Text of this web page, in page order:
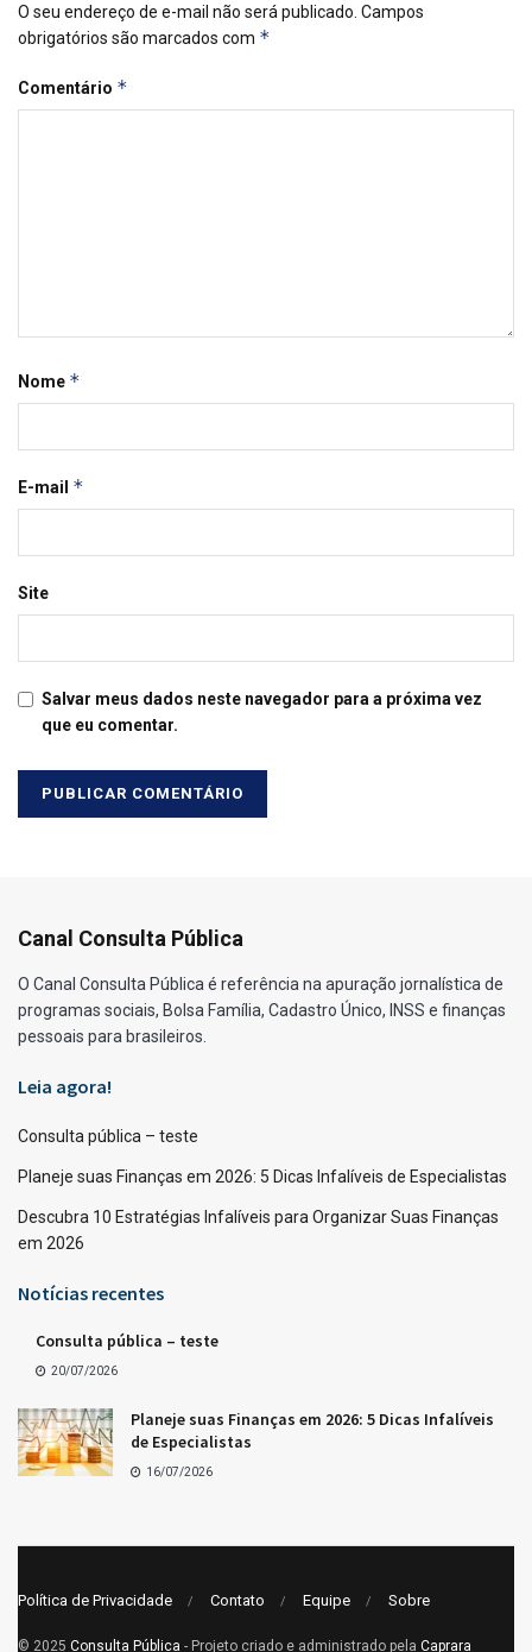
O seu endereço de e-mail não será publicado. Campos
obrigatórios são marcados com *
Comentário *
Nome *
E-mail *
Site
Salvar meus dados neste navegador para a próxima vez
que eu comentar.
Canal Consulta Pública
O Canal Consulta Pública é referência na apuração jornalística de
programas sociais, Bolsa Família, Cadastro Único, INSS e finanças
pessoais para brasileiros.
Leia agora!
Consulta pública – teste
Planeje suas Finanças em 2026: 5 Dicas Infalíveis de Especialistas
Descubra 10 Estratégias Infalíveis para Organizar Suas Finanças
em 2026
Notícias recentes
Consulta pública – teste
20/07/2026
Planeje suas Finanças em 2026: 5 Dicas Infalíveis
de Especialistas
16/07/2026
Política de Privacidade Contato Equipe Sobre
© 2025 Consulta Pública - Projeto criado e administrado pela Caprara